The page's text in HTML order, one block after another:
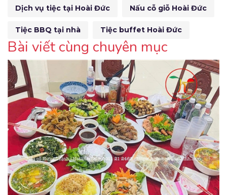
Dịch vụ tiệc tại Hoài Đức Nấu cỗ giỗ Hoài Đức
Tiệc BBQ tại nhà Tiệc buffet Hoài Đức
Bài viết cùng chuyên mục